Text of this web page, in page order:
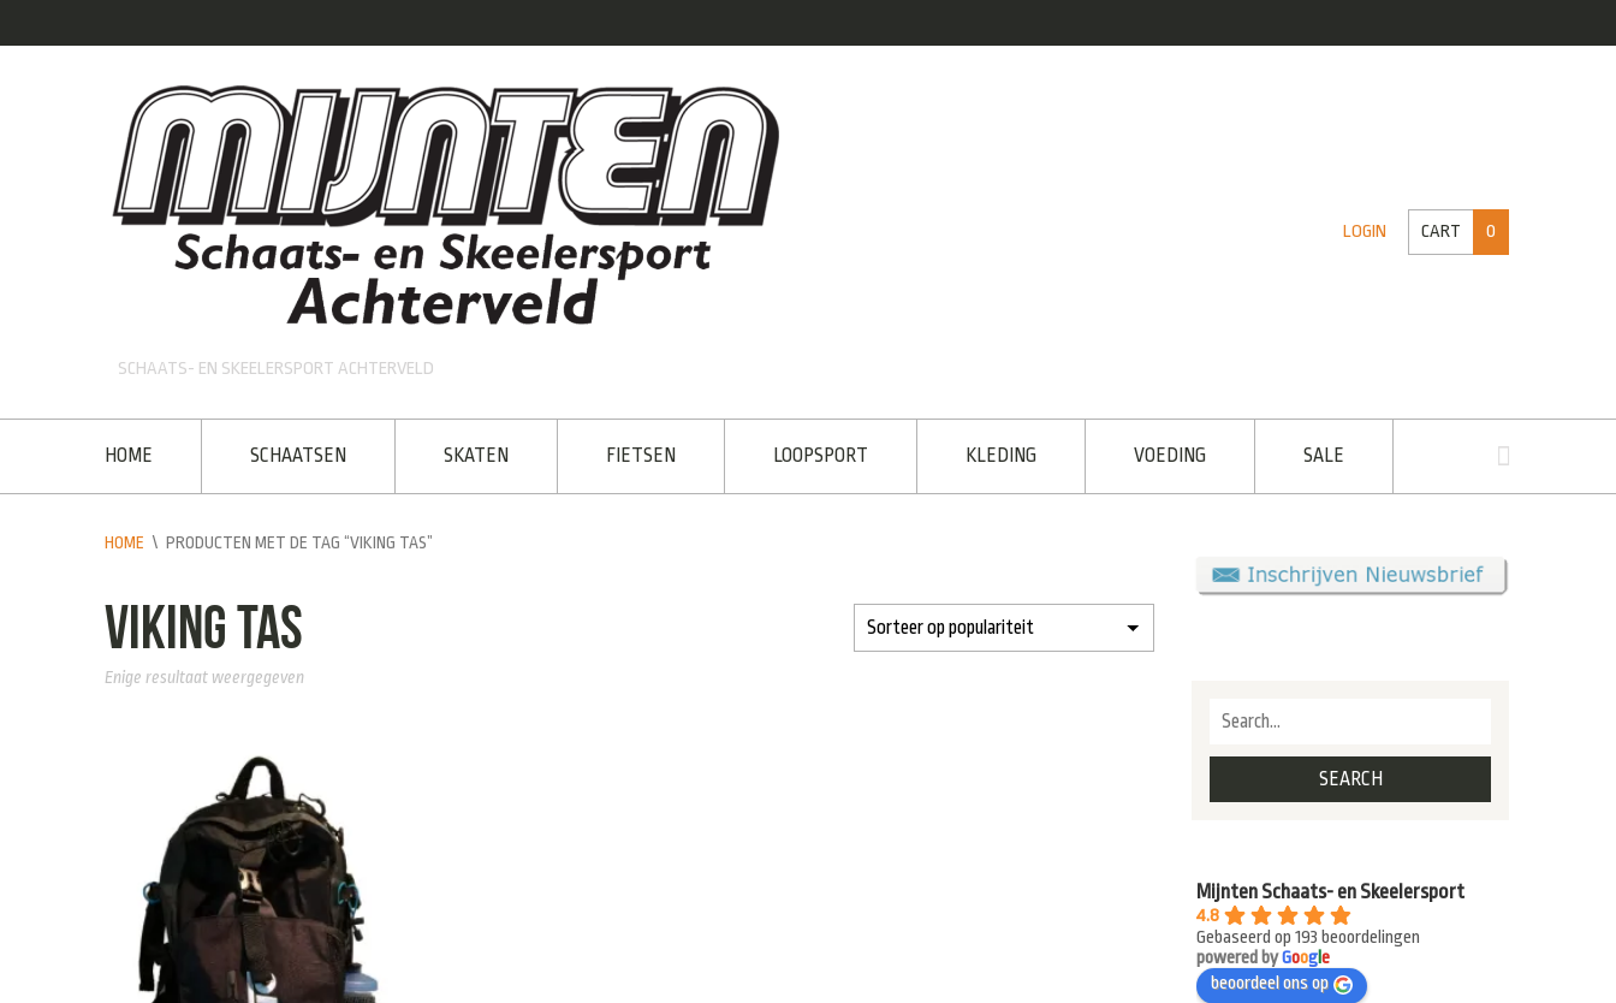
SCHAATS- EN SKEELERSPORT ACHTERVELD
LOGIN CART 0
HOME SCHAATSEN SKATEN FIETSEN LOOPSPORT KLEDING VOEDING SALE
HOME \ PRODUCTEN MET DE TAG “VIKING TAS”
Viking Tas
Enige resultaat weergegeven
Mijnten Schaats- en Skeelersport
4.8
Gebaseerd op 193 beoordelingen
powered byGoogle
beoordeel ons op